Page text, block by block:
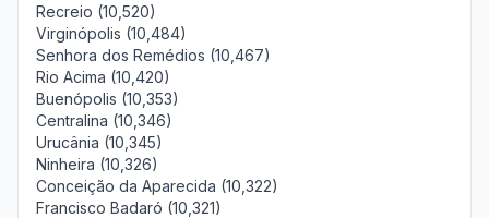
Recreio (10,520)
Virginópolis (10,484)
Senhora dos Remédios (10,467)
Rio Acima (10,420)
Buenópolis (10,353)
Centralina (10,346)
Urucânia (10,345)
Ninheira (10,326)
Conceição da Aparecida (10,322)
Francisco Badaró (10,321)